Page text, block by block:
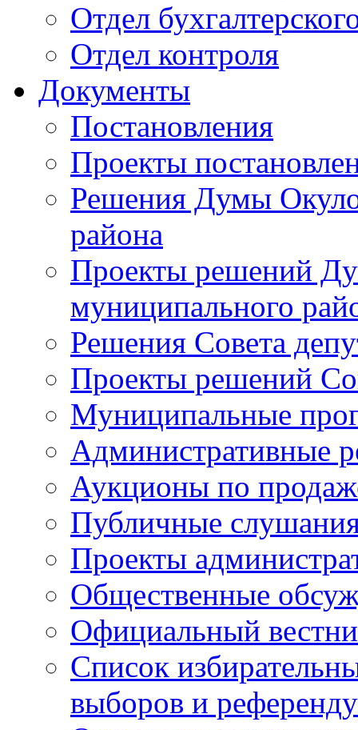
Отдел
Отдел контроля
Документы
Постановления
Проекты
Решения Думы
района
Проекты решений
муниципального
Решения Совета
Проекты решений
Муниципальные
Административные
Аукционы по
Публичные
Проекты
Общественные
Официальный
Список
выборов и